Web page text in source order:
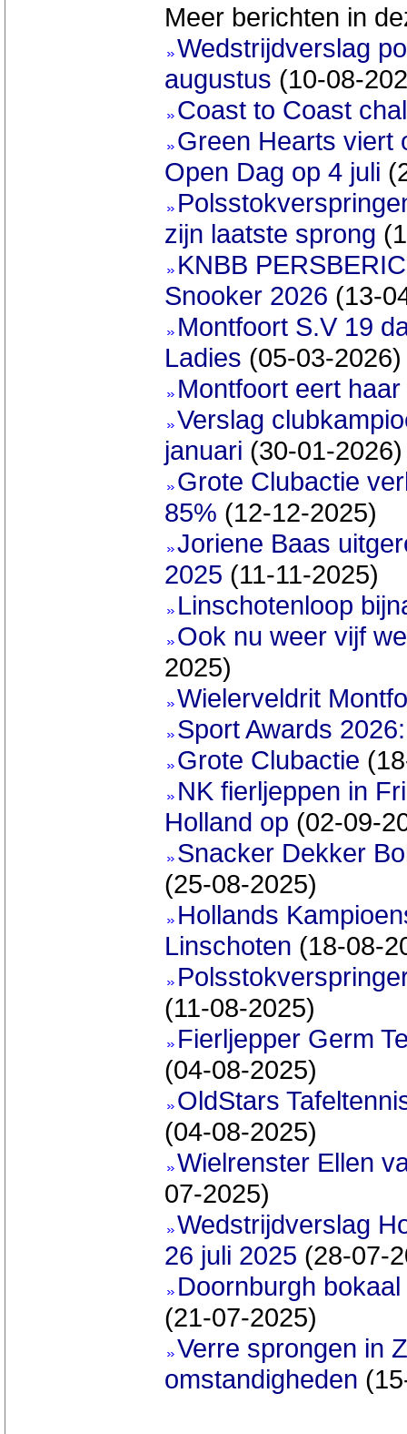
Meer berichten in
Wedstrijdverslag
augustus (10-08-
Coast to Coast
Green Hearts viert
Open Dag op 4 juli
zijn laatste sprong
KNBB
Snooker 2026 (13-
Montfoort S.V 19
Ladies (05-03-2026)
Montfoort eert
Verslag
januari (30-01-2026)
Grote Clubactie
85% (12-12-2025)
Joriene Baas
2025 (11-11-2025)
Linschotenloop
Ook nu weer vijf
2025)
Wielerveldrit
Sport Awards
Grote Clubactie
NK fierljeppen in
Holland op (02-09-
Snacker Dekker
(25-08-2025)
Hollands
Linschoten (18-08-
(11-08-2025)
Fierljepper Germ
(04-08-2025)
OldStars
(04-08-2025)
Wielrenster Ellen
07-2025)
Wedstrijdverslag
26 juli 2025 (28-07-
Doornburgh
(21-07-2025)
Verre sprongen in
omstandigheden